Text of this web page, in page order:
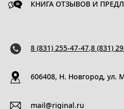
КНИГА ОТЗЫВОВ И
8 (831) 255-47-47,8 (831)
606408, Н. Новгород, ул.
mail@riginal.ru